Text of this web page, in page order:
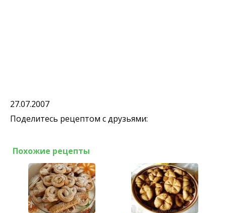
27.07.2007
Поделитесь рецептом с друзьями:
Похожие рецепты